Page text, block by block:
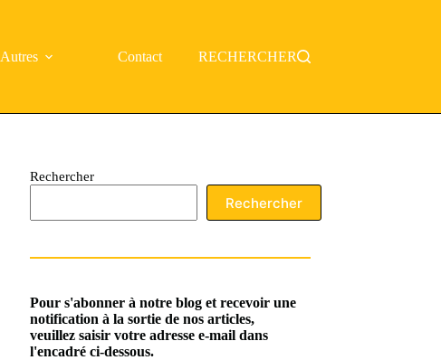
Autres Contact RECHERCHER
Rechercher
Rechercher
Pour s'abonner à notre blog et recevoir une
notification à la sortie de nos articles,
veuillez saisir votre adresse e-mail dans
l'encadré ci-dessous.